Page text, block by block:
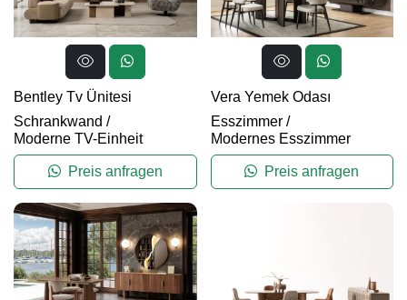
Bentley Tv Ünitesi
Schrankwand /
Moderne TV-Einheit
Preis anfragen
Vera Yemek Odası
Esszimmer/
Modernes Esszimmer
Preis anfragen